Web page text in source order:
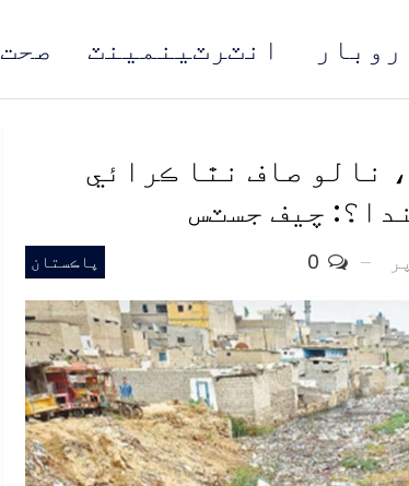
صحت انٽرٽينمينٽ
نالو صاف نٿا ڪرائي
چيف جسٽس
پاڪستان پر